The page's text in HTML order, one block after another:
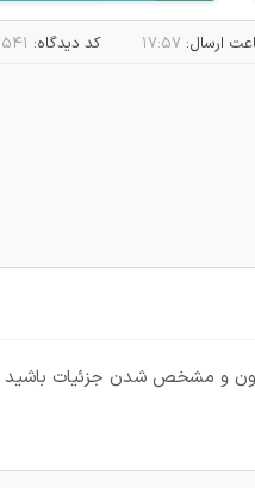
ارسال: ۱۷:۵۷ کد دیدگاه:
و مشخص شدن جزئیات باشید